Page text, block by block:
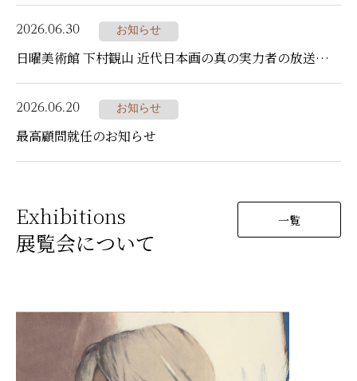
2026.06.30
お知らせ
日曜美術館 下村観山 近代日本画の真の実力者の放送について
2026.06.20
お知らせ
最高顧問就任のお知らせ
Exhibitions
展覧会について
一覧